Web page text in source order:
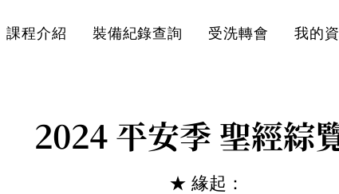
課程介紹 裝備紀錄查詢 受洗轉會 我的
2024 平安季 聖經綜
★ 緣起：